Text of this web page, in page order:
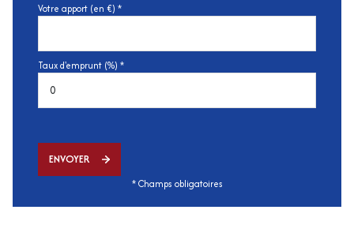
Votre apport (en €) *
Taux d'emprunt (%) *
ENVOYER
* Champs obligatoires